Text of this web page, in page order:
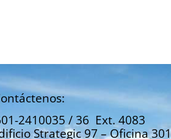
2410035 / 36 Ext. 4083
Strategic 97 – Oficina